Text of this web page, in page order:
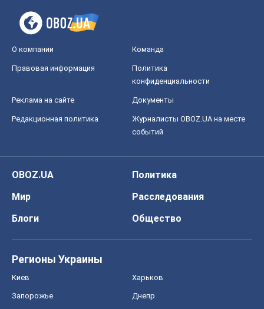
О компании Команда
Правовая информация
Политика
конфиденциальности
Реклама на сайте Документы
Редакционная политика
Журналисты OBOZ.UA на месте
событий
OBOZ.UA
Политика
Мир
Расследования
Блоги
Общество
Регионы Украины
Киев Харьков
Запорожье Днепр